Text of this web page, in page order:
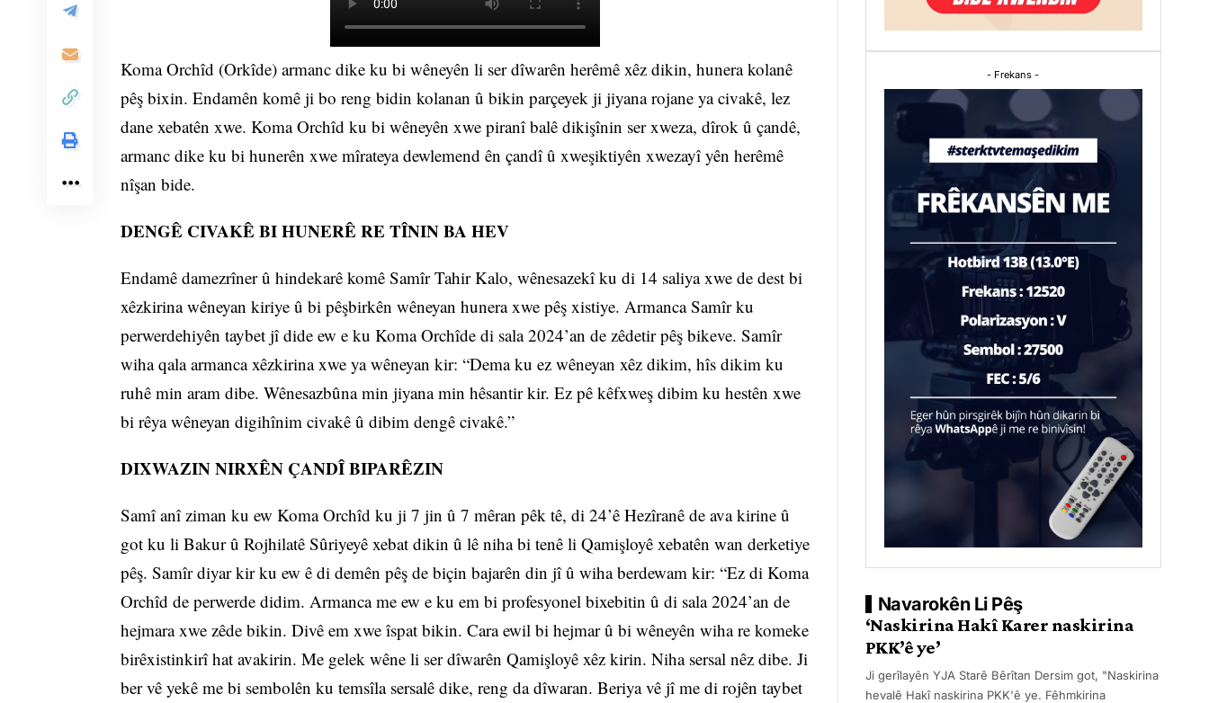
Koma Orchîd (Orkîde) armanc dike ku bi wêneyên li ser dîwarên herêmê xêz dikin, hunera kolanê
pêş bixin. Endamên komê ji bo reng bidin kolanan û bikin parçeyek ji jiyana rojane ya civakê, lez
dane xebatên xwe. Koma Orchîd ku bi wêneyên xwe piranî balê dikişînin ser xweza, dîrok û çandê,
armanc dike ku bi hunerên xwe mîrateya dewlemend ên çandî û xweşiktiyên xwezayî yên herêmê
nîşan bide.
DENGÊ CIVAKÊ BI HUNERÊ RE TÎNIN BA HEV
Endamê damezrîner û hindekarê komê Samîr Tahir Kalo, wênesazekî ku di 14 saliya xwe de dest bi
xêzkirina wêneyan kiriye û bi pêşbirkên wêneyan hunera xwe pêş xistiye. Armanca Samîr ku
perwerdehiyên taybet jî dide ew e ku Koma Orchîde di sala 2024’an de zêdetir pêş bikeve. Samîr
wiha qala armanca xêzkirina xwe ya wêneyan kir: “Dema ku ez wêneyan xêz dikim, hîs dikim ku
ruhê min aram dibe. Wênesazbûna min jiyana min hêsantir kir. Ez pê kêfxweş dibim ku hestên xwe
bi rêya wêneyan digihînim civakê û dibim dengê civakê.”
DIXWAZIN NIRXÊN ÇANDÎ BIPARÊZIN
Samî anî ziman ku ew Koma Orchîd ku ji 7 jin û 7 mêran pêk tê, di 24’ê Hezîranê de ava kirine û
got ku li Bakur û Rojhilatê Sûriyeyê xebat dikin û lê niha bi tenê li Qamişloyê xebatên wan derketiye
pêş. Samîr diyar kir ku ew ê di demên pêş de biçin bajarên din jî û wiha berdewam kir: “Ez di Koma
Orchîd de perwerde didim. Armanca me ew e ku em bi profesyonel bixebitin û di sala 2024’an de
hejmara xwe zêde bikin. Divê em xwe îspat bikin. Cara ewil bi hejmar û bi wêneyên wiha re komeke
birêxistinkirî hat avakirin. Me gelek wêne li ser dîwarên Qamişloyê xêz kirin. Niha sersal nêz dibe. Ji
ber vê yekê me bi sembolên ku temsîla sersalê dike, reng da dîwaran. Beriya vê jî me di rojên taybet
- Frekans -
Navarokên Li Pêş
‘Naskirina Hakî Karer naskirina
PKK’ê ye’
Ji gerîlayên YJA Starê Bêrîtan Dersim got, "Naskirina
hevalê Hakî naskirina PKK'ê ye. Fêhmkirina